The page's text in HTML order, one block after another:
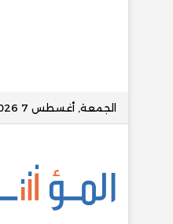
الجمعة, أغسطس 7 2026